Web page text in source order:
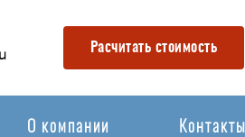
Расчитать стоимость
О компании Контакты